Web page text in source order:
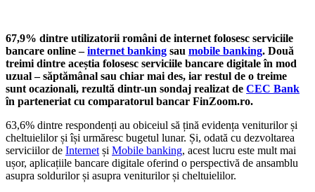
67,9% dintre utilizatorii români de internet folosesc serviciile
bancare online –internet banking sau mobile banking. Două
treimi dintre aceștia folosesc serviciile bancare digitale în mod
uzual – săptămânal sau chiar mai des, iar restul de o treime
sunt ocazionali, rezultă dintr-un sondaj realizat de CEC Bank
în parteneriat cu comparatorul bancar FinZoom.ro.
63,6% dintre respondenți au obiceiul să țină evidența veniturilor și
cheltuielilor și își urmăresc bugetul lunar. Și, odată cu dezvoltarea
serviciilor de Internet și Mobile banking, acest lucru este mult mai
ușor, aplicațiile bancare digitale oferind o perspectivă de ansamblu
asupra soldurilor și asupra veniturilor și cheltuielilor.